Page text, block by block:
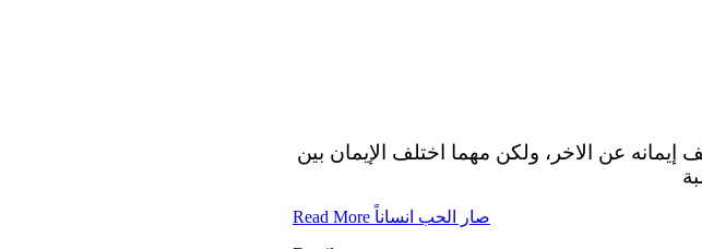
إيمانه عن الاخر، ولكن مهما اختلف الإيمان بين
Read More صار الحب انساناً